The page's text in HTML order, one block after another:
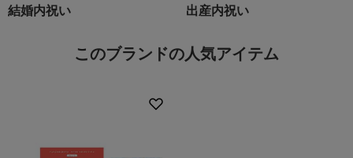
結婚内祝い 出産内祝い
このブランドの人気アイテム